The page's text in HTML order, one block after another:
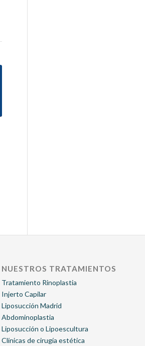
NUESTROS TRATAMIENTOS
Tratamiento Rinoplastia
Injerto Capilar
Liposucción Madrid
Abdominoplastia
Liposucción o Lipoescultura
Clínicas de cirugía estética